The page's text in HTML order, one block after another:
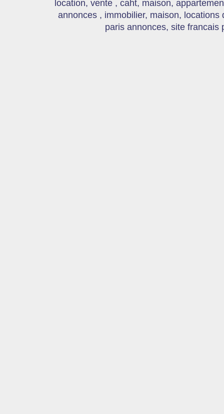
location, vente , caht, maison,
annonces , immobilier, maison,
paris annonces, site francais